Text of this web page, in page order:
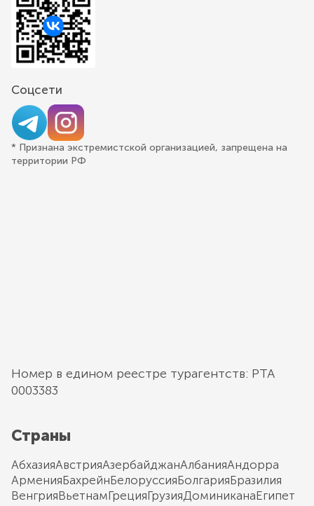
Соцсети
* Признана экстремистской организацией, запрещена на
территории РФ
Номер в едином реестре турагентств: РТА
0003383
Страны
АбхазияАвстрияАзербайджанАлбанияАндорра
АрменияБахрейнБелоруссияБолгарияБразилия
ВенгрияВьетнамГрецияГрузияДоминиканаЕгипет